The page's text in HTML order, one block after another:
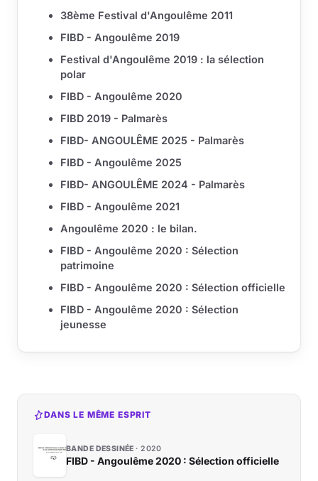
38ème Festival d'Angoulême 2011
FIBD - Angoulême 2019
Festival d'Angoulême 2019 : la sélection
polar
FIBD - Angoulême 2020
FIBD 2019 - Palmarès
FIBD- ANGOULÊME 2025 - Palmarès
FIBD - Angoulême 2025
FIBD- ANGOULÊME 2024 - Palmarès
FIBD - Angoulême 2021
Angoulême 2020 : le bilan.
FIBD - Angoulême 2020 : Sélection
patrimoine
FIBD - Angoulême 2020 : Sélection officielle
FIBD - Angoulême 2020 : Sélection
jeunesse
DANS LE MÊME ESPRIT
BANDE DESSINÉE 2020
FIBD - Angoulême 2020 : Sélection officielle